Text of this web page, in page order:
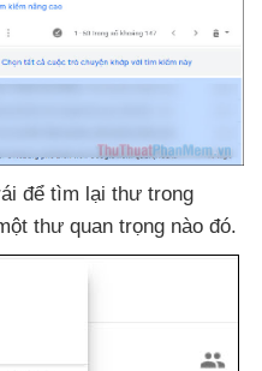
để tìm lại thư trong
thư quan trọng nào đó.